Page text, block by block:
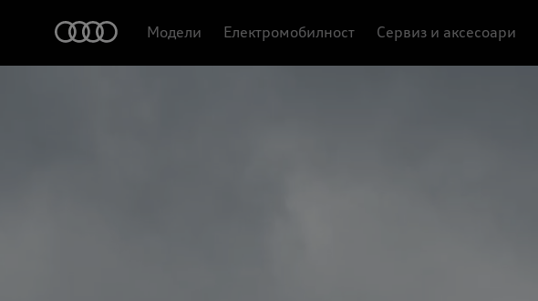
Модели Електромобилност Сервиз и аксесоари